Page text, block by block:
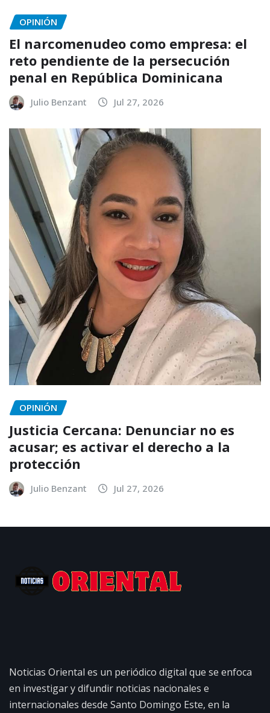
OPINIÓN
El narcomenudeo como empresa: el
reto pendiente de la persecución
penal en República Dominicana
Julio Benzant Jul 27, 2026
OPINIÓN
Justicia Cercana: Denunciar no es
acusar; es activar el derecho a la
protección
Julio Benzant Jul 27, 2026
Noticias Oriental es un periódico digital que se enfoca
en investigar y difundir noticias nacionales e
internacionales desde Santo Domingo Este, en la